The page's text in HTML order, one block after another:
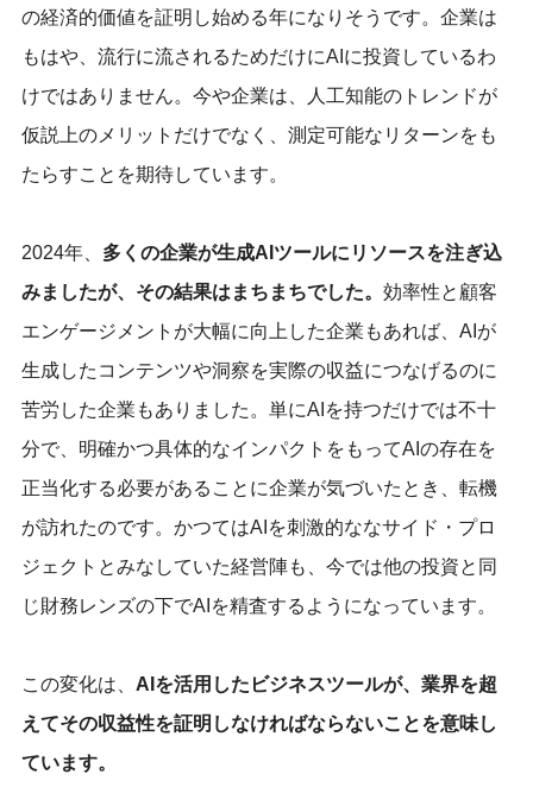
の経済的価値を証明し始める年になりそうです。企業は
もはや、流行に流されるためだけにAIに投資しているわ
けではありません。今や企業は、人工知能のトレンドが
仮説上のメリットだけでなく、測定可能なリターンをも
たらすことを期待しています。
2024年、 多くの企業が生成AIツールにリソースを注ぎ込
みましたが、その結果はまちまちでした。 効率性と顧客
エンゲージメントが大幅に向上した企業もあれば、AIが
生成したコンテンツや洞察を実際の収益につなげるのに
苦労した企業もありました。単にAIを持つだけでは不十
分で、明確かつ具体的なインパクトをもってAIの存在を
正当化する必要があることに企業が気づいたとき、転機
が訪れたのです。かつてはAIを刺激的ななサイド・プロ
ジェクトとみなしていた経営陣も、今では他の投資と同
じ財務レンズの下でAIを精査するようになっています。
この変化は、 AIを活用したビジネスツールが、業界を超
えてその収益性を証明しなければならないことを意味し
ています。